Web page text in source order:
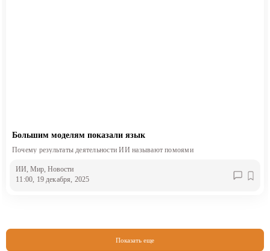
Большим моделям показали язык
Почему результаты деятельности ИИ называют помоями
ИИ , Мир , Новости
11:00, 19 декабря, 2025
Показать еще